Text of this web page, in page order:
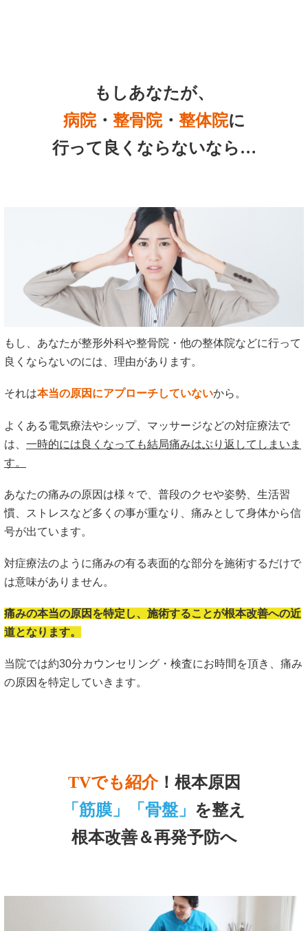
もしあなたが、
病院・ 整骨院・ 整体院に
行って良くならないなら…
もし、あなたが整形外科や整骨院・他の整体院などに行って
良くならないのには、理由があります。
それは本当の原因にアプローチしていないから。
よくある電気療法やシップ、マッサージなどの対症療法で
は、 一時的には良くなっても結局痛みはぶり返してしまいま
す。
あなたの痛みの原因は様々で、普段のクセや姿勢、生活習
慣、ストレスなど多くの事が重なり、痛みとして身体から信
号が出ています。
対症療法のように痛みの有る表面的な部分を施術するだけで
は意味がありません。
痛みの本当の原因を特定し、施術することが根本改善への近
道となります。
当院では約30分カウンセリング・検査にお時間を頂き、痛み
の原因を特定していきます。
TVでも紹介！根本原因
「筋膜」「骨盤」 を整え
根本改善＆再発予防へ